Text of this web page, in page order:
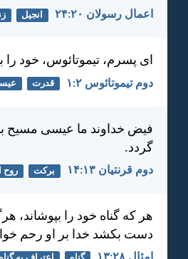
اعمال رسولان ۲۰:‏۲۴ انجیل
ای پسرم، تيموتائوس، خود
دوم تيموتائوس ۲:‏۱ قدرت
فيض خداوند ما عيسی مسيح
گردد.
دوم قرنتیان ۱۳:‏۱۴ برکت روح
هر كه گناه خود را بپوشاند،
دست بكشد خدا بر او رحم